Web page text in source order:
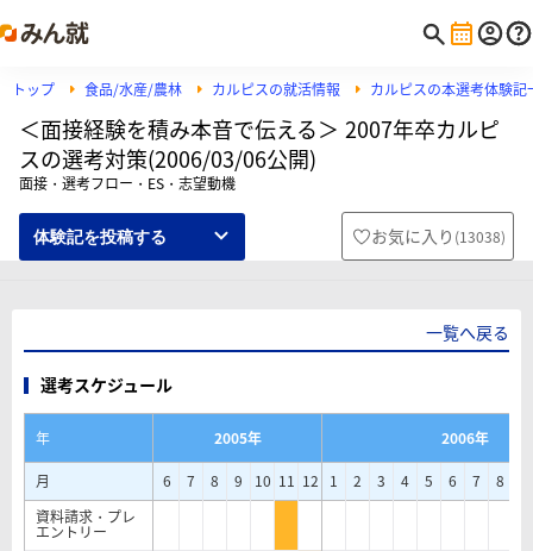
トップ 食品/水産/農林 カルピスの就活情報 カルピスの本選考体験記
＜面接経験を積み本音で伝える＞ 2007年卒カルピ
スの選考対策(2006/03/06公開)
面接・選考フロー・ES・志望動機
体験記を投稿する お気に入り (13038)
一覧へ戻る
選考スケジュール
年 2005年
2006年
月
6 7 8 9 10 11 12 1 2 3 4 5 6 7 8
資料請求・プレ
エントリー